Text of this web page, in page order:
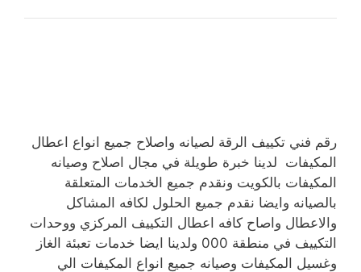
رقم فني تكييف الرقة لصيانه واصلاح جميع انواع اعطال
المكيفات لدينا خبرة طويلة في مجال اصلاح وصيانه
المكيفات بالكويت ونقدم جميع الخدمات المتعلقة
بالصيانه وايضا نقدم جميع الحلول لكافه المشاكل
والاعطال واصاح كافه اعطال التكييف المركزي ووحدات
التكييف في منطقة 000 ولدينا ايضا خدمات تعبئة الغاز
وغسيل المكيفات وصيانه جميع انواع المكيفات الي